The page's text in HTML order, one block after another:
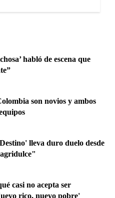
habló de escena que
son novios y ambos
lleva duro duelo desde
casi no acepta ser
rico, nuevo pobre'